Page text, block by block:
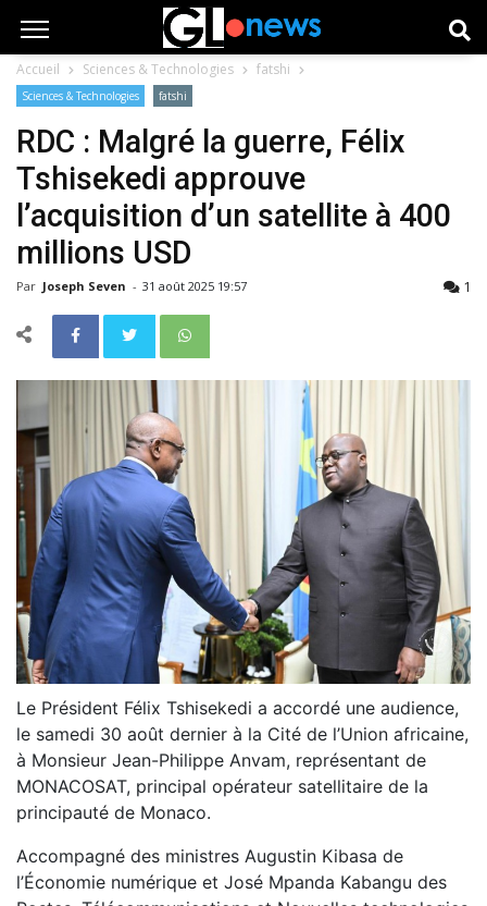
Accueil Sciences & Technologies fatshi
Sciences & Technologies fatshi
RDC : Malgré la guerre, Félix
Tshisekedi approuve
l’acquisition d’un satellite à 400
millions USD
Par Joseph Seven - 31 août 2025 19:57 1
Le Président Félix Tshisekedi a accordé une audience,
le samedi 30 août dernier à la Cité de l’Union africaine,
à Monsieur Jean-Philippe Anvam, représentant de
MONACOSAT, principal opérateur satellitaire de la
principauté de Monaco.
Accompagné des ministres Augustin Kibasa de
l’Économie numérique et José Mpanda Kabangu des